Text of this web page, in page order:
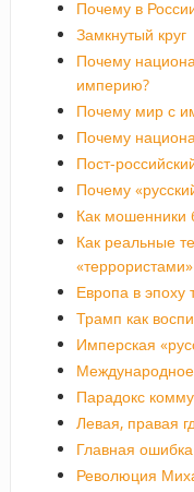
Почему в
Замкнутый круг
Почему
империю?
Почему мир с
Почему
Пост-
Почему
Как мошенники
Как реальные
Европа в эпоху
Трамп как
Имперская
Парадокс
Левая, правая
Главная
Революция